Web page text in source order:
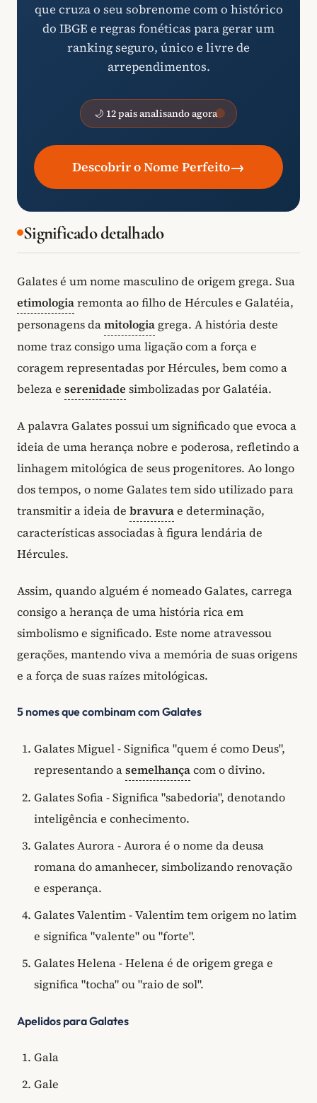
que cruza o seu sobrenome com o histórico
do IBGE e regras fonéticas para gerar um
ranking seguro, único e livre de
arrependimentos.
🌙 12 pais analisando agora
Descobrir o Nome Perfeito→
Significado detalhado
Galates é um nome masculino de origem grega. Sua
etimologiaremonta ao filho de Hércules e Galatéia,
personagens damitologia grega. A história deste
nome traz consigo uma ligação com a força e
coragem representadas por Hércules, bem como a
beleza e serenidade simbolizadas por Galatéia.
A palavra Galates possui um significado que evoca a
ideia de uma herança nobre e poderosa, refletindo a
linhagem mitológica de seus progenitores. Ao longo
dos tempos, o nome Galates tem sido utilizado para
transmitir a ideia de bravurae determinação,
características associadas à figura lendária de
Hércules.
Assim, quando alguém é nomeado Galates, carrega
consigo a herança de uma história rica em
simbolismo e significado. Este nome atravessou
gerações, mantendo viva a memória de suas origens
e a força de suas raízes mitológicas.
5 nomes que combinam com Galates
Galates Miguel - Significa "quem é como Deus",
representando asemelhançacom o divino.
Galates Sofia - Significa "sabedoria", denotando
inteligência e conhecimento.
Galates Aurora - Aurora é o nome da deusa
romana do amanhecer, simbolizando renovação
e esperança.
Galates Valentim - Valentim tem origem no latim
e significa "valente" ou "forte".
Galates Helena - Helena é de origem grega e
significa "tocha" ou "raio de sol".
Apelidos para Galates
Gala
Gale